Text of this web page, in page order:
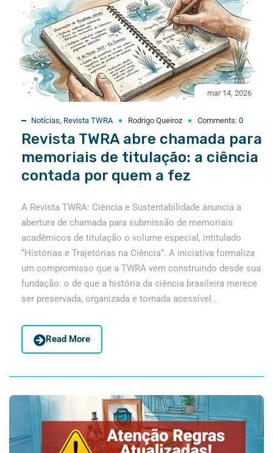
mar 14, 2026
Notícias, Revista TWRA Rodrigo Queiroz Comments: 0
Revista TWRA abre chamada para
memoriais de titulação: a ciência
contada por quem a fez
A Revista TWRA: Ciência e Sustentabilidade anuncia a
abertura de chamada para submissão de memoriais
acadêmicos de titulação o volume especial, intitulado
“Histórias e Trajetórias na Ciência”. A iniciativa formaliza
um compromisso que a TWRA vem construindo desde sua
fundação: o de que a história da ciência brasileira merece
ser preservada, organizada e tornada acessível...
Read More